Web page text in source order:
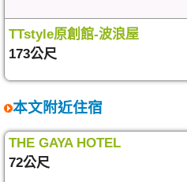
TTstyle原創館-波浪屋
173公尺
本文附近住宿
THE GAYA HOTEL
72公尺